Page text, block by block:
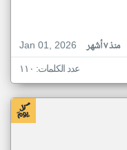
Jan 01, 2026
منذ ٧ أشهر
عدد الكلمات: ١١٠